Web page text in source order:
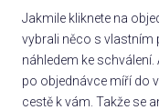
Jakmile kliknete na
vybrali něco s vlastním
náhledem ke schválení.
po objednávce míří do
cestě k vám. Takže se